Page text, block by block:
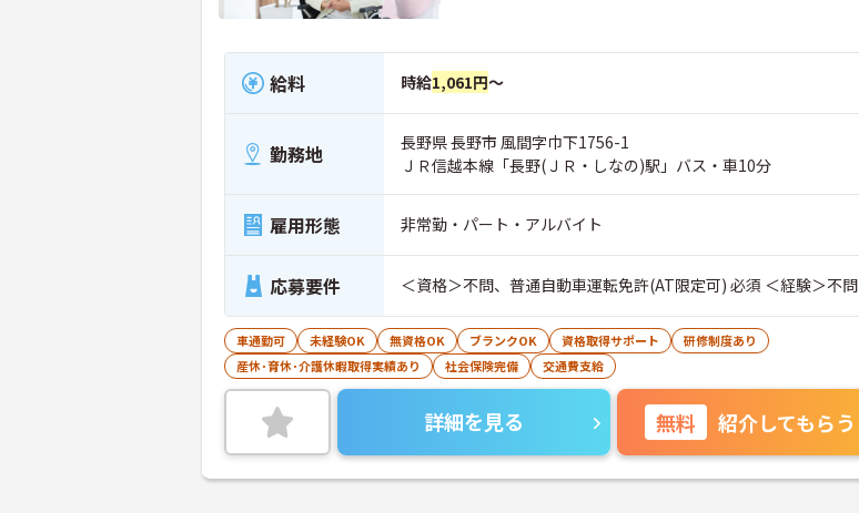
給料 時給1,061円～
勤務地
長野県 長野市 風間字巾下1756-1
ＪＲ信越本線「長野(ＪＲ・しなの)駅」バス・車10分
雇用形態 非常勤・パート・アルバイト
応募要件 ＜資格＞不問、普通自動車運転免許(AT限定可) 必須 ＜経験＞不問
車通勤可 未経験OK 無資格OK ブランクOK 資格取得サポート
研修制度あり
産休･育休･介護休暇取得実績あり
社会保険完備 交通費支給
詳細を見る 無料 紹介してもらう